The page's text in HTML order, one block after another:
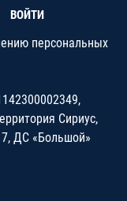
ВОЙТИ
персональных
Сириус,
7, ДС «Большой»